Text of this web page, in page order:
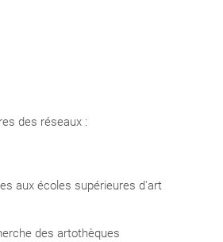
des réseaux :
aux écoles supérieures d'art
des artothèques